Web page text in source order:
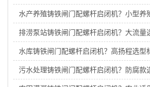
水产养殖铸铁闸门配螺杆启闭机？小型养
排涝泵站铸铁闸门配螺杆启闭机？大流量
水库铸铁闸门配螺杆启闭机？高扬程选型
污水处理铸铁闸门配螺杆启闭机？防腐款